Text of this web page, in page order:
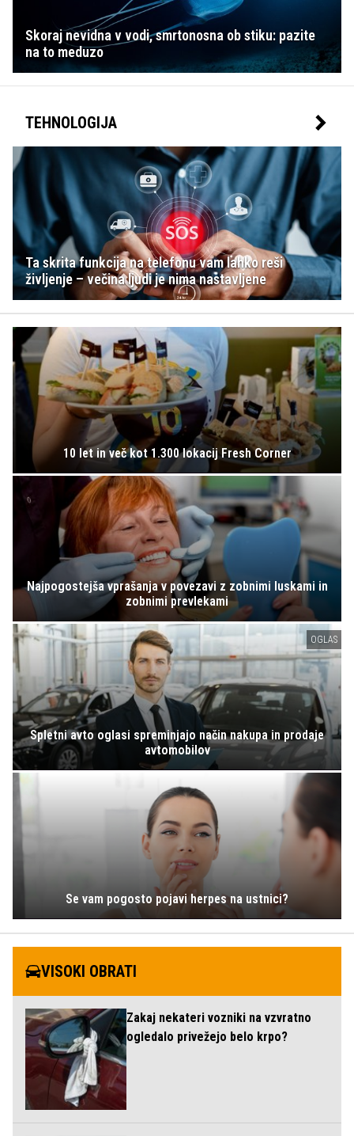
Skoraj nevidna v vodi, smrtonosna ob stiku: pazite
na to meduzo
TEHNOLOGIJA
Ta skrita funkcija na telefonu vam lahko reši
življenje – večina ljudi je nima nastavljene
10 let in več kot 1.300 lokacij Fresh Corner
Najpogostejša vprašanja v povezavi z zobnimi luskami in
zobnimi prevlekami
OGLAS
Spletni avto oglasi spreminjajo način nakupa in prodaje
avtomobilov
Se vam pogosto pojavi herpes na ustnici?
VISOKI OBRATI
Zakaj nekateri vozniki na vzvratno
ogledalo privežejo belo krpo?